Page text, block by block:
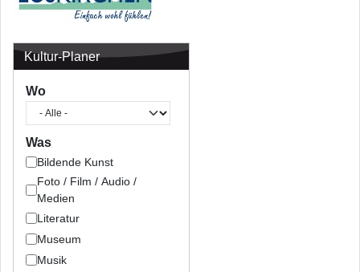
Kultur-Planer
Wo
Was
Bildende Kunst
Foto / Film / Audio /
Medien
Literatur
Museum
Musik